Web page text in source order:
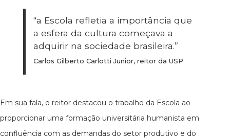
"a Escola refletia a importância que
a esfera da cultura começava a
adquirir na sociedade brasileira.”
Carlos Gilberto Carlotti Junior, reitor da USP
Em sua fala, o reitor destacou o trabalho da Escola ao
proporcionar uma formação universitária humanista em
confluência com as demandas do setor produtivo e do